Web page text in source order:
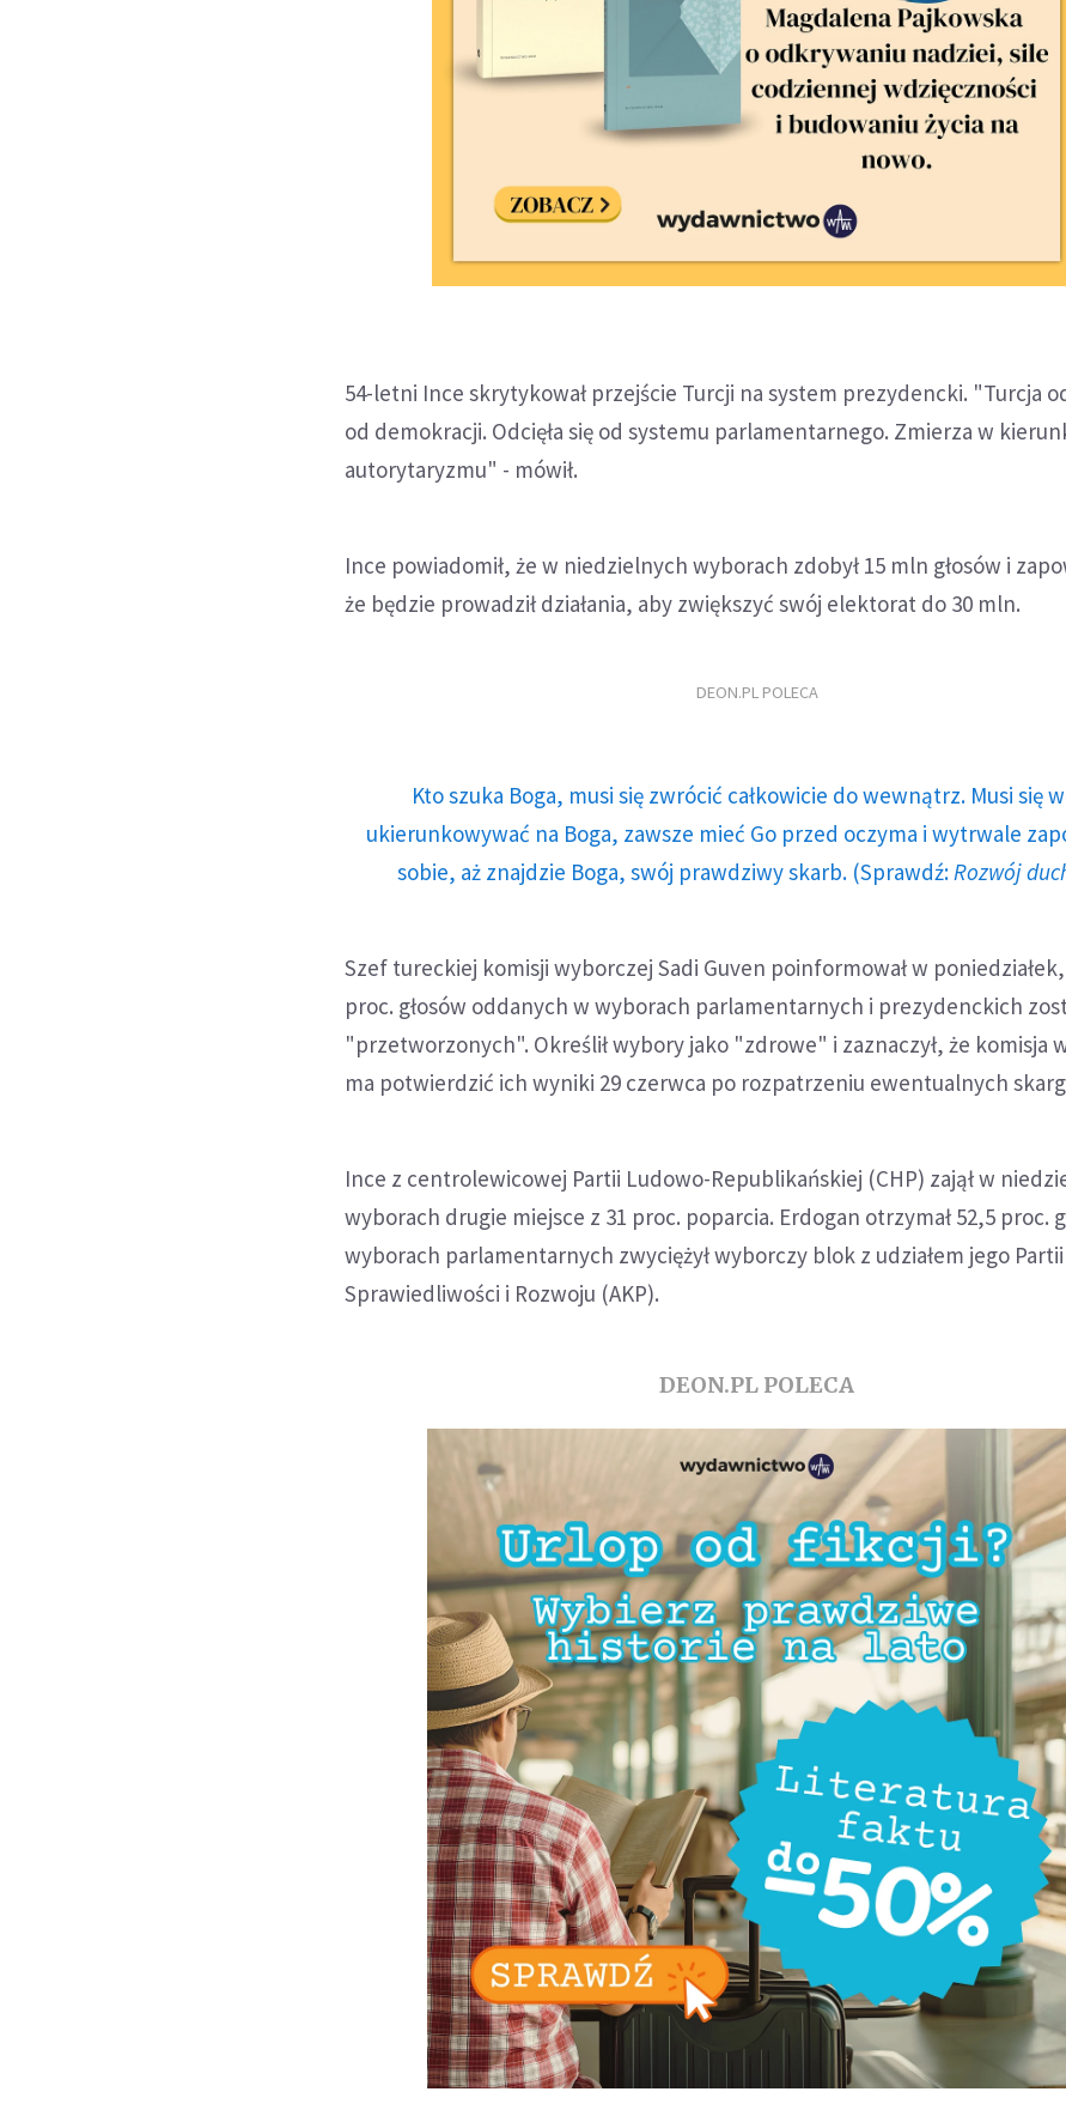
54-letni Ince skrytykował przejście Turcji na system prezydencki. "Turcja
od demokracji. Odcięła się od systemu parlamentarnego. Zmierza w
autorytaryzmu" - mówił.
Ince powiadomił, że w niedzielnych wyborach zdobył 15 mln głosów i
że będzie prowadził działania, aby zwiększyć swój elektorat do 30 mln.
DEON.PL POLECA
Kto szuka Boga, musi się zwrócić całkowicie do wewnątrz. Musi się
ukierunkowywać na Boga, zawsze mieć Go przed oczyma i wytrwale
sobie, aż znajdzie Boga, swój prawdziwy skarb. (Sprawdź: Rozwój
Szef tureckiej komisji wyborczej Sadi Guven poinformował w poniedziałek,
proc. głosów oddanych w wyborach parlamentarnych i prezydenckich
"przetworzonych". Określił wybory jako "zdrowe" i zaznaczył, że komisja
ma potwierdzić ich wyniki 29 czerwca po rozpatrzeniu ewentualnych
Ince z centrolewicowej Partii Ludowo-Republikańskiej (CHP) zajął w
wyborach drugie miejsce z 31 proc. poparcia. Erdogan otrzymał 52,5 proc.
wyborach parlamentarnych zwyciężył wyborczy blok z udziałem jego Partii
Sprawiedliwości i Rozwoju (AKP).
DEON.PL POLECA